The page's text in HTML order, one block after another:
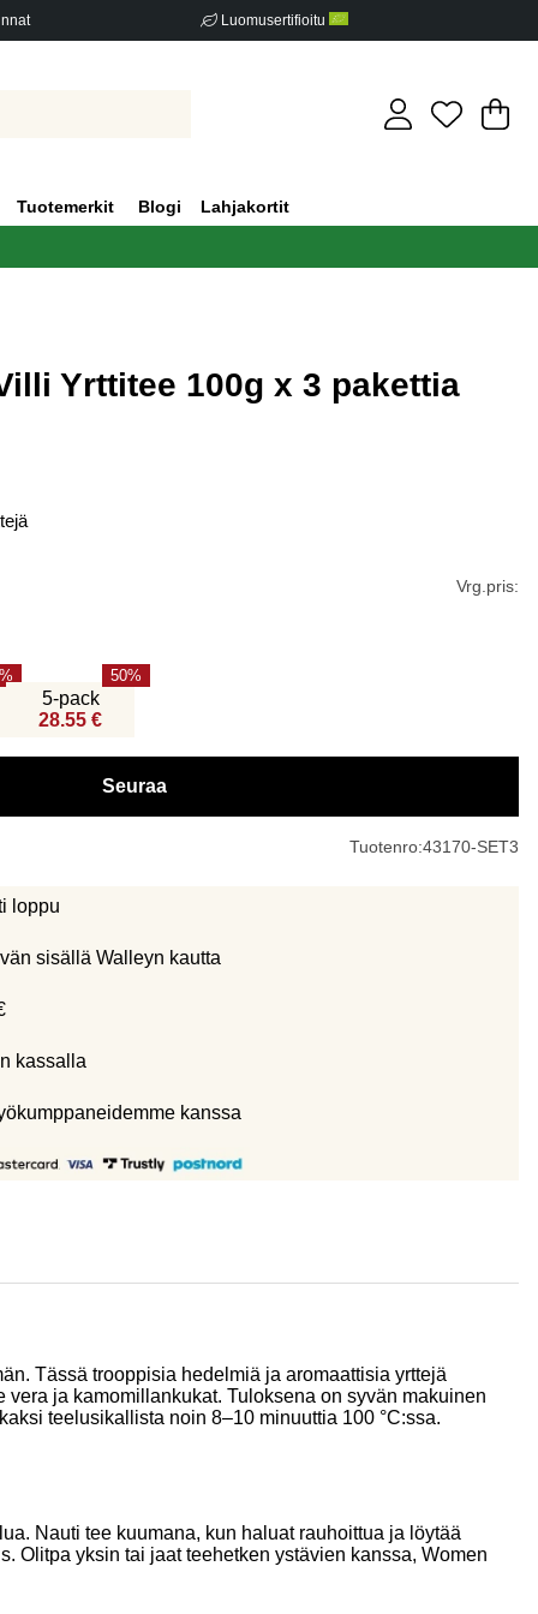
Luomusertifioitu
.
Tuotemerkit Blogi Lahjakortit
Yrttitee 100g x 3 pakettia
Vrg.pris:
5-pack
28.55 €
50
Seuraa
Tuotenro:43170-SET3
loppu
sisällä Walleyn kautta
kassalla
kanssa
Tässä trooppisia hedelmiä ja aromaattisia yrttejä
ja kamomillankukat. Tuloksena on syvän makuinen
teelusikallista noin 8–10 minuuttia 100 °C:ssa.
Nauti tee kuumana, kun haluat rauhoittua ja löytää
Olitpa yksin tai jaat teehetken ystävien kanssa, Women